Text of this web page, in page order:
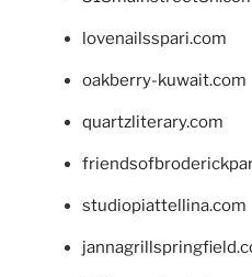
lovenailsspari.com
oakberry-kuwait.com
quartzliterary.com
studiopiattellina.com